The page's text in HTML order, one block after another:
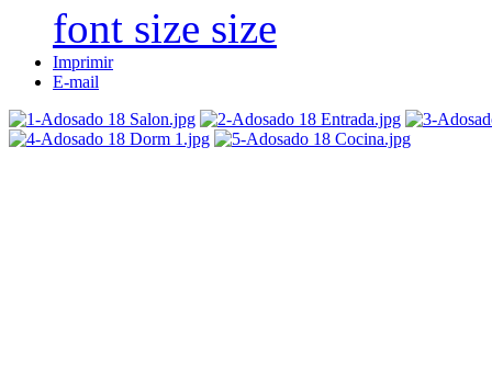
font size
Imprimir
E-mail